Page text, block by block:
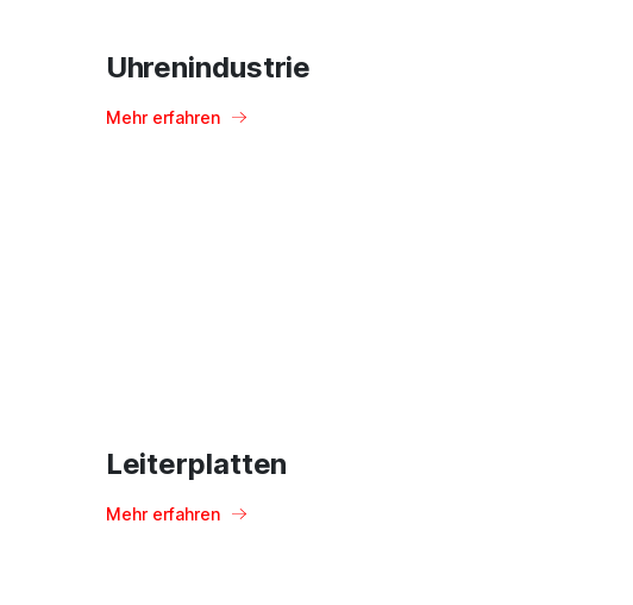
Uhrenindustrie
Mehr erfahren
Leiterplatten
Mehr erfahren